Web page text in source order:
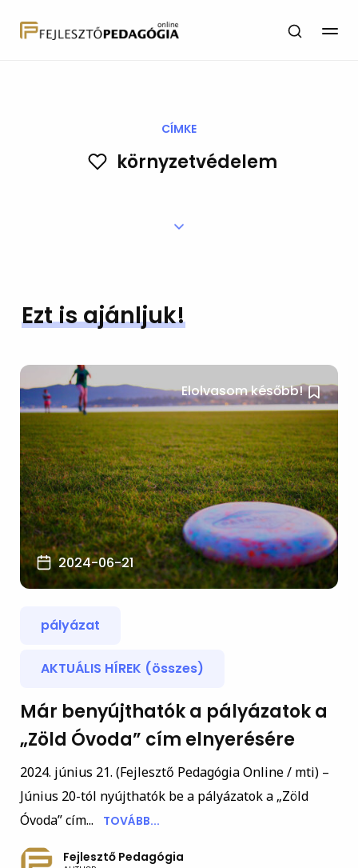
CÍMKE
környzetvédelem
Ezt is ajánljuk!
Elolvasom később!
2024-06-21
pályázat
AKTUÁLIS HÍREK (összes)
Már benyújthatók a pályázatok a
„Zöld Óvoda” cím elnyerésére
2024. június 21. (Fejlesztő Pedagógia Online / mti) –
Június 20-tól nyújthatók be a pályázatok a „Zöld
Óvoda” cím...
TOVÁBB...
Fejlesztő Pedagógia